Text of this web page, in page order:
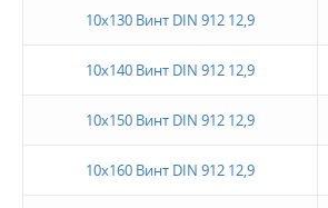
10х130 Винт DIN 912 12,9
10х140 Винт DIN 912 12,9
10х150 Винт DIN 912 12,9
10х160 Винт DIN 912 12,9